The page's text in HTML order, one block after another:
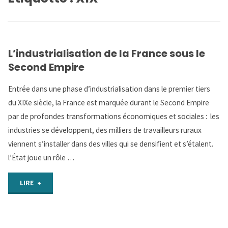
L’industrialisation de la France sous le
Second Empire
Entrée dans une phase d’industrialisation dans le premier tiers
du XIXe siècle, la France est marquée durant le Second Empire
par de profondes transformations économiques et sociales : les
industries se développent, des milliers de travailleurs ruraux
viennent s’installer dans des villes qui se densifient et s’étalent.
l’État joue un rôle …
LIRE